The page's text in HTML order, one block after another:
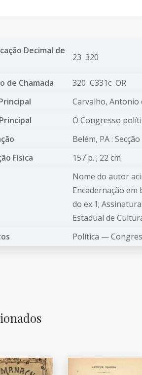
Decimal de
23 320
de Chamada
320 C331c OR
Carvalho,
O Congresso
Belém, PA :
Física
157 p. ; 22 cm
Nome do autor
Encadernação
do ex.1;
Estadual de
Política —